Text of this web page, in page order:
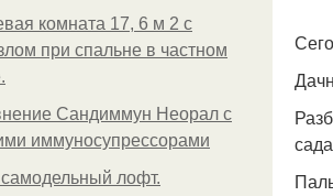
комната 17, 6 м 2 с
при спальне в частном
Сандиммун Неорал с
иммуносупрессорами
лофт.